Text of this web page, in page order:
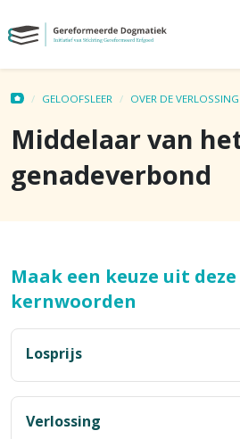
GELOOFSLEER OVER DE VERLOSSING
Middelaar van
genadeverbond
Maak een keuze uit
kernwoorden
Losprijs
Verlossing